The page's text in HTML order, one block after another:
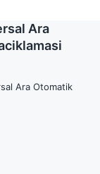
Ara
Ara Otomatik